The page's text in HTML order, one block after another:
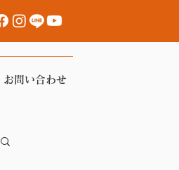
お問い合わせ